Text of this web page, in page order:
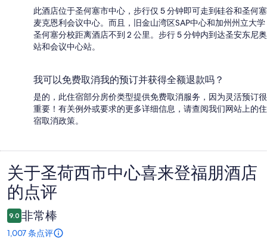
此酒店位于圣何塞市中心，步行仅 5 分钟即可走到硅谷和圣何塞
麦克恩利会议中心。而且，旧金山湾区SAP中心和加州州立大学
圣何塞分校距离酒店不到 2 公里。步行 5 分钟内到达圣安东尼奥
站和会议中心站。
我可以免费取消我的预订并获得全额退款吗？
是的，此住宿部分房价类型提供免费取消服务，因为灵活预订很
重要！有关例外或要求的更多详细信息，请查阅我们网站上的住
宿取消政策。
点
评
关于圣荷西市中心喜来登福朋酒店
的点评
9.0 非常棒
1,007 条点评